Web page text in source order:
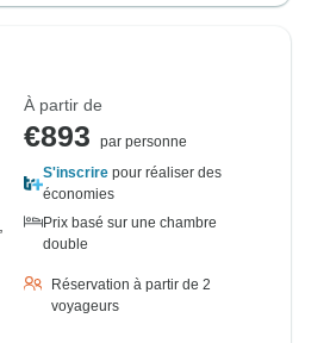
À partir de
€893
par personne
S'inscrire pour réaliser des
économies
Prix basé sur une chambre
double
Réservation à partir de 2
voyageurs